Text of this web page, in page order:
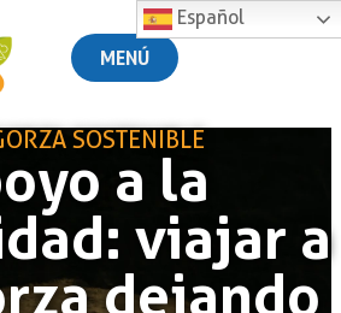
MENÚ
SOSTENIBLE
a la
viajar a
dejando
Español